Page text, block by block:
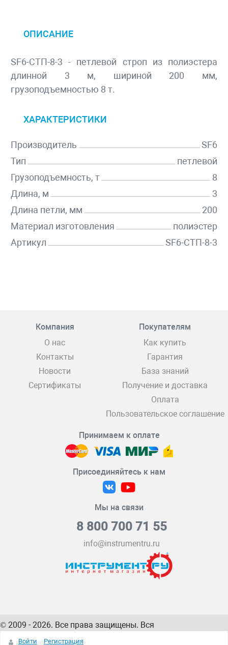
ОПИСАНИЕ
SF6-СТП-8-3 - петлевой строп из полиэстера
длинной 3 м, шириной 200 мм,
грузоподъемностью 8 т.
ХАРАКТЕРИСТИКИ
Производитель
SF6
Тип
петлевой
Грузоподъемность, т
8
Длина, м
3
Длина петли, мм
200
Материал изготовления
полиэстер
Артикул
SF6-СТП-8-3
Компания
О нас
Контакты
Новости
Сертификаты
Покупателям
Как купить
Гарантия
База знаний
Получение и доставка
Оплата
Пользовательское соглашение
Принимаем к оплате
Присоединяйтесь к нам
Мы на связи
8 800 700 71 55
info@instrumentru.ru
© 2009 - 2026. Все права защищены. Вся
информация на сайте – собственность
Войти Регистрация